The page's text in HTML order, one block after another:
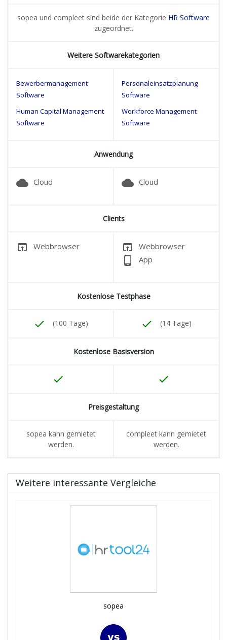
sopea und compleet sind beide der Kategorie HR Software
zugeordnet.
Weitere Softwarekategorien
Bewerbermanagement
Software
Human Capital Management
Software
Personaleinsatzplanung
Software
Workforce Management
Software
Anwendung
cloud Cloud cloud Cloud
Clients
open_in_browser Webbrowser open_in_browser Webbrowser
phone_android App
Kostenlose Testphase
done (100 Tage) done (14 Tage)
Kostenlose Basisversion
done done
Preisgestaltung
sopea kann gemietet
werden.
compleet kann gemietet
werden.
Weitere interessante Vergleiche
sopea